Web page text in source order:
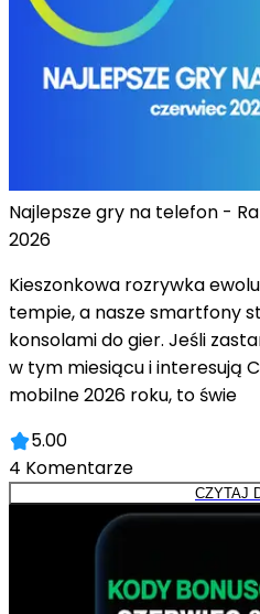
Najlepsze gry na telefon -
2026
Kieszonkowa rozrywka
tempie, a nasze smartfony
konsolami do gier. Jeśli
w tym miesiącu i interesują
mobilne 2026 roku, to świe
5.00
4 Komentarze
CZYTAJ